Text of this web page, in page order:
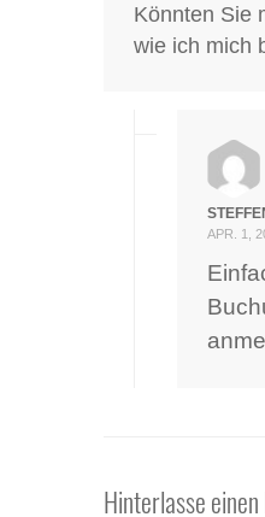
Könnten Sie
wie ich mich
APR. 1,
Hinterlasse